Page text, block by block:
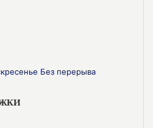
Без перерыва